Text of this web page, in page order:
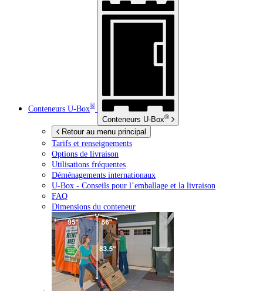
Conteneurs U-Box®
Conteneurs U-Box®
Retour au menu principal
Tarifs et renseignements
Options de livraison
Utilisations fréquentes
Déménagements internationaux
U-Box - Conseils pour l’emballage et la livraison
FAQ
Dimensions du conteneur